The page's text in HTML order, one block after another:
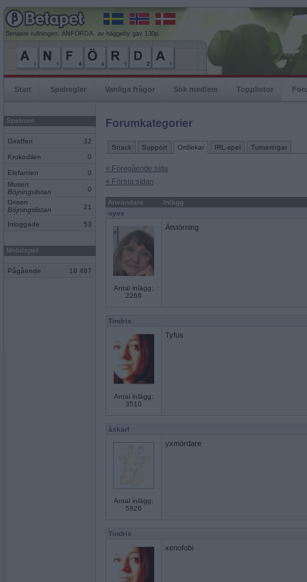
Senaste rullningen, ANFÖRDA, av häggeby gav 130p
Start Spelregler Vanliga frågor Sök medlem Topplistor
Spelrum
Giraffen 32
Krokodilen 0
Elefanten
0
Musen
Böjningslistan
0
Grisen
Böjningslistan
21
Inloggade 53
Mobilspel
Pågående 18 487
Forumkategorier
Snack Support Ordlekar IRL-spel Turneringar
« Föregående sida
« Första sidan
Användare
Inlägg
oyes
Antal inlägg:
2266
Ätstörning
Tindris
Antal inlägg:
3510
Tyfus
åskarl
Antal inlägg:
5826
yxmördare
Tindris
xenofobi